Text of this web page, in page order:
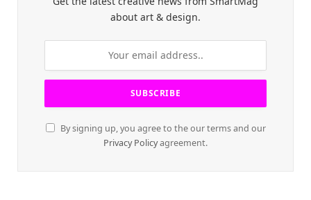
about art & design.
By signing up, you agree to the our terms and our
Privacy Policyagreement.